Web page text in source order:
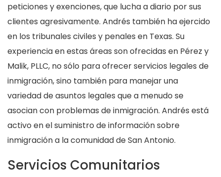
peticiones y exenciones, que lucha a diario por sus
clientes agresivamente. Andrés también ha ejercido
en los tribunales civiles y penales en Texas. Su
experiencia en estas áreas son ofrecidas en Pérez y
Malik, PLLC, no sólo para ofrecer servicios legales de
inmigración, sino también para manejar una
variedad de asuntos legales que a menudo se
asocian con problemas de inmigración. Andrés está
activo en el suministro de información sobre
inmigración a la comunidad de San Antonio.
Servicios Comunitarios